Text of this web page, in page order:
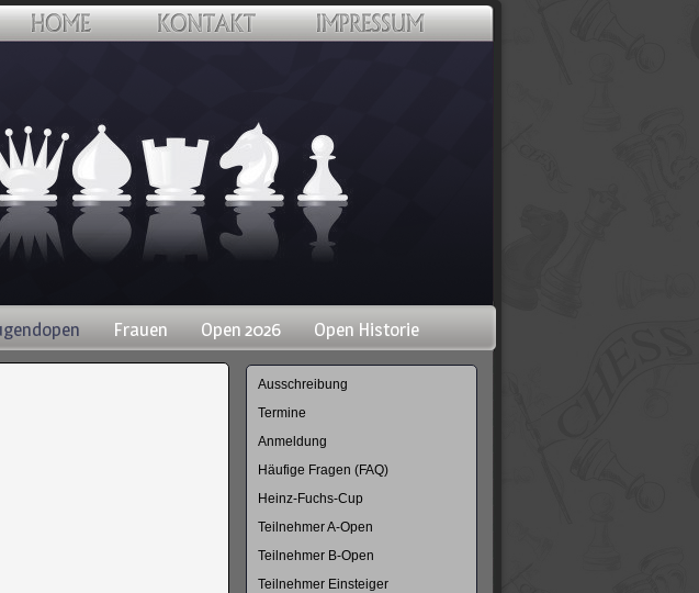
Frauen Open 2026 Open Historie
Navigation
Ausschreibung
Termine
Anmeldung
Häufige Fragen (FAQ)
Heinz-Fuchs-Cup
Teilnehmer A-Open
Teilnehmer B-Open
Teilnehmer Einsteiger